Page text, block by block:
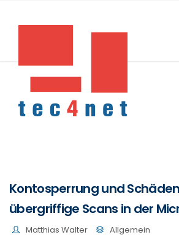
Kontosperrung und
übergriffige Scans in der
Matthias Walter Allgemein